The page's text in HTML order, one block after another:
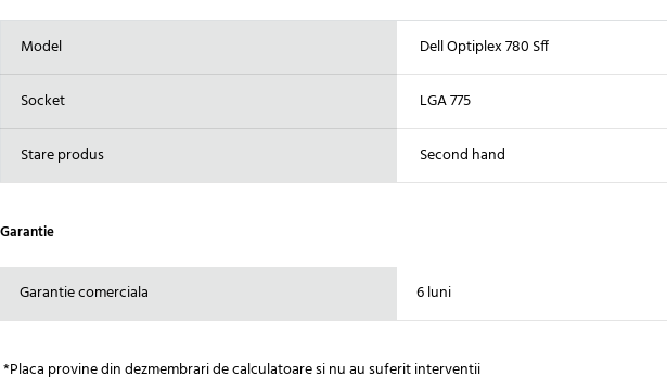
Model Dell Optiplex 780 Sff
Socket LGA 775
Stare produs Second hand
Garantie
Garantie comerciala 6 luni
*Placa provine din dezmembrari de calculatoare si nu au suferit interventii